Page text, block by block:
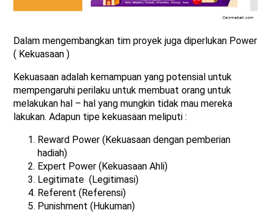
Dalam mengembangkan tim proyek juga diperlukan Power
( Kekuasaan )
Kekuasaan adalah kemampuan yang potensial untuk
mempengaruhi perilaku untuk membuat orang untuk
melakukan hal – hal yang mungkin tidak mau mereka
lakukan. Adapun tipe kekuasaan meliputi :
Reward Power (Kekuasaan dengan pemberian
hadiah)
Expert Power (Kekuasaan Ahli)
Legitimate (Legitimasi)
Referent (Referensi)
Punishment (Hukuman)